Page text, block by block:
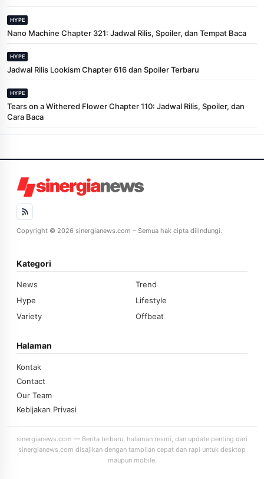
HYPE
Nano Machine Chapter 321: Jadwal Rilis, Spoiler, dan Tempat Baca
HYPE
Jadwal Rilis Lookism Chapter 616 dan Spoiler Terbaru
HYPE
Tears on a Withered Flower Chapter 110: Jadwal Rilis, Spoiler, dan
Cara Baca
Copyright © 2026 sinergianews.com – Semua hak cipta dilindungi.
Kategori
News
Trend
Hype
Lifestyle
Variety
Offbeat
Halaman
Kontak
Contact
Our Team
Kebijakan Privasi
sinergianews.com — Berita terbaru, halaman resmi, dan update penting dari
sinergianews.com disajikan dengan tampilan cepat dan rapi untuk desktop
maupun mobile.